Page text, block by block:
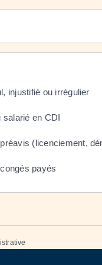
injustifié ou irrégulier
salarié en CDI
(licenciement,
payés